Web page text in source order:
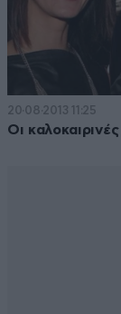
20·08·2013 11:25
Οι